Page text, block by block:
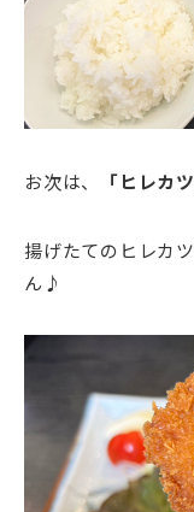
お次は、 「ヒレカ
揚げたてのヒレカ
ん♪
動
画
レ
ヤ